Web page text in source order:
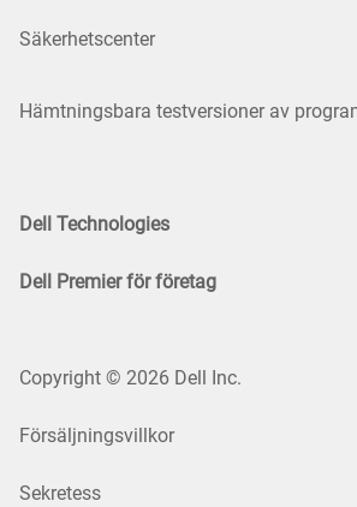
Säkerhetscenter
Hämtningsbara testversioner av
Dell Technologies
Dell Premier för företag
Copyright © 2026 Dell Inc.
Försäljningsvillkor
Sekretess